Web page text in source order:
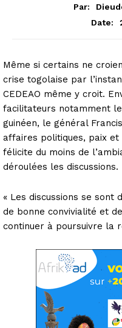
Par:
Date:
Même si certains ne
crise togolaise par
CEDEAO même y croit.
facilitateurs notamment
guinéen, le général
affaires politiques, paix et
félicite du moins de
déroulées les discussions.
« Les discussions se sont
de bonne convivialité et
continuer à poursuivre la